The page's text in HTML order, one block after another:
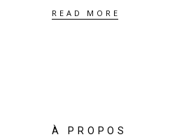
READ MORE
À PROPOS